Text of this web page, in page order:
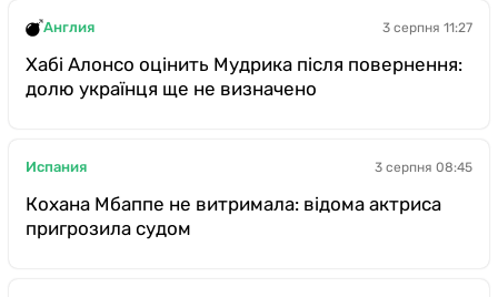
Англия 3 серпня 11:27
Хабі Алонсо оцінить Мудрика після повернення:
долю українця ще не визначено
Испания 3 серпня 08:45
Кохана Мбаппе не витримала: відома актриса
пригрозила судом